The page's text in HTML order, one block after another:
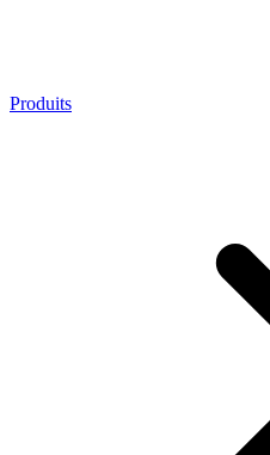
Produits